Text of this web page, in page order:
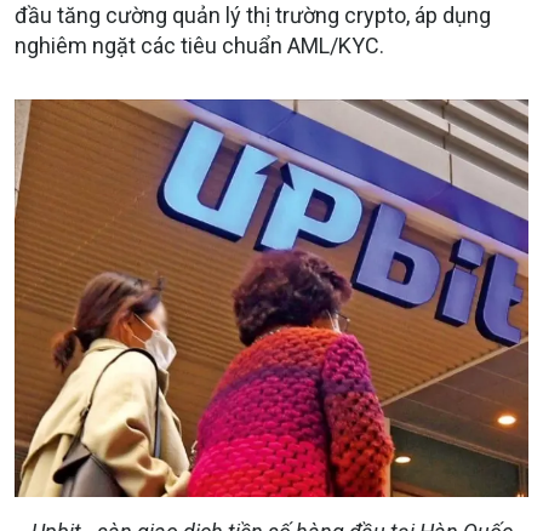
đầu tăng cường quản lý thị trường crypto, áp dụng
nghiêm ngặt các tiêu chuẩn AML/KYC.